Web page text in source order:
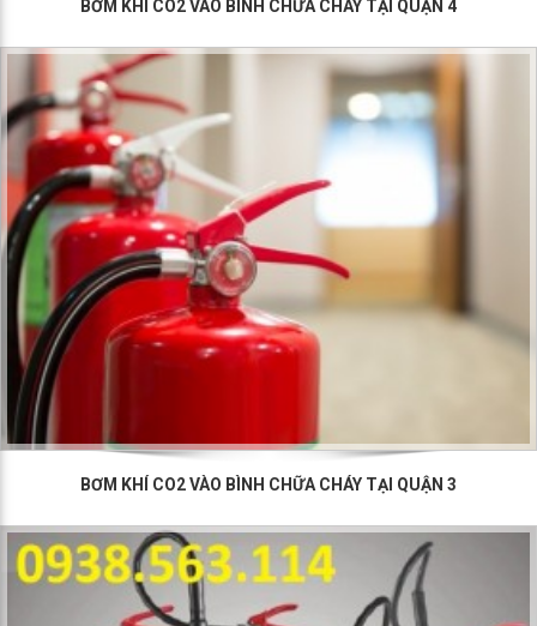
BƠM KHÍ CO2 VÀO BÌNH CHỮA CHÁY TẠI QUẬN 4
BƠM KHÍ CO2 VÀO BÌNH CHỮA CHÁY TẠI QUẬN 3